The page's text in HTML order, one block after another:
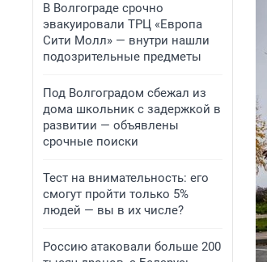
В Волгограде срочно
эвакуировали ТРЦ «Европа
Сити Молл» — внутри нашли
подозрительные предметы
Под Волгоградом сбежал из
дома школьник с задержкой в
развитии — объявлены
срочные поиски
Тест на внимательность: его
смогут пройти только 5%
людей — вы в их числе?
Россию атаковали больше 200